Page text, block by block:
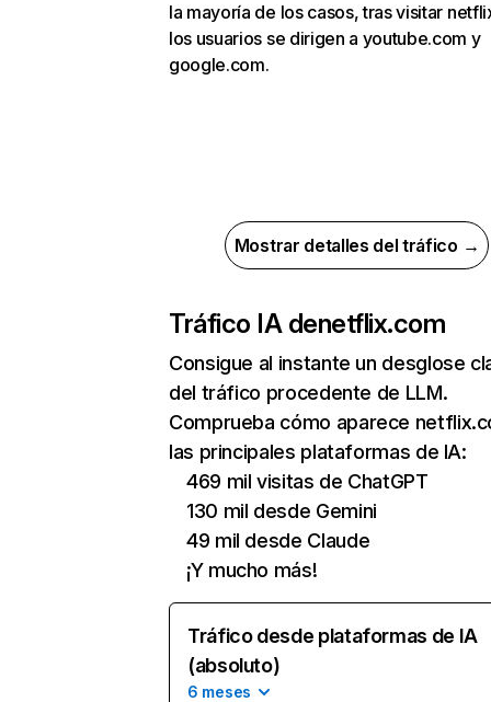
la mayoría de los casos, tras visitar
los usuarios se dirigen a youtube.com y
google.com.
Mostrar detalles del tráfico →
Tráfico IA denetflix.com
Consigue al instante un desglose
del tráfico procedente de LLM.
Comprueba cómo aparece
las principales plataformas de IA:
469 mil visitas de ChatGPT
130 mil desde Gemini
49 mil desde Claude
¡Y mucho más!
Tráfico desde plataformas de IA
(absoluto)
6 meses